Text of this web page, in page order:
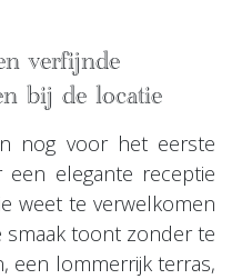
verfijnde
bij de locatie
nog voor het eerste
een elegante receptie
weet te verwelkomen
smaak toont zonder te
een lommerrijk terras,